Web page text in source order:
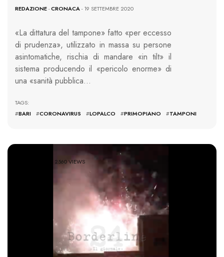
REDAZIONE-CRONACA- 19 SETTEMBRE 2020
«La dittatura del tampone» fatto «per eccesso
di prudenza», utilizzato in massa su persone
asintomatiche, rischia di mandare «in tilt» il
sistema producendo il «pericolo enorme» di
una «sanità pubblica…
TAGS:
#BARI #CORONAVIRUS #LOPALCO #PRIMOPIANO #TAMPONI
2560 VIEWS